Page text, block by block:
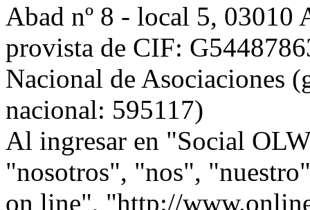
Abad nº 8 - local 5,
provista de CIF:
Nacional de Asociaciones
nacional: 595117)
Al ingresar en "Social
"nosotros", "nos",
on line", "http://